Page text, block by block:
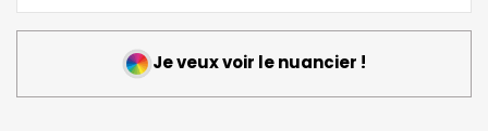
Je veux voir le nuancier !